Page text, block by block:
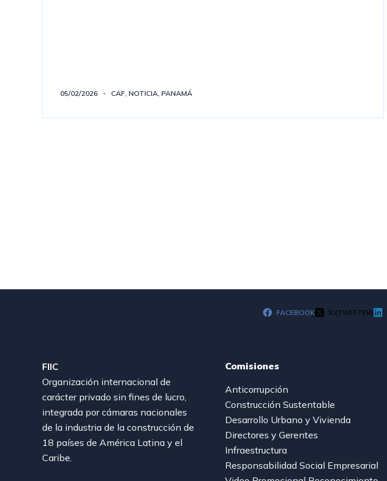
05/02/2026 CAF, NOTICIA, PANAMÁ
FACEBOOK X (TWITTER)
FIIC
Organización internacional de
carácter privado sin fines de lucro,
integrada por cámaras nacionales
de la industria de la construcción de
18 países de América Latina y el
Caribe.
Comisiones
Anticorrupción
Construcción Sustentable
Desarrollo Urbano y Vivienda
Directores y Gerentes
Infraestructura
Responsabilidad Social Empresarial